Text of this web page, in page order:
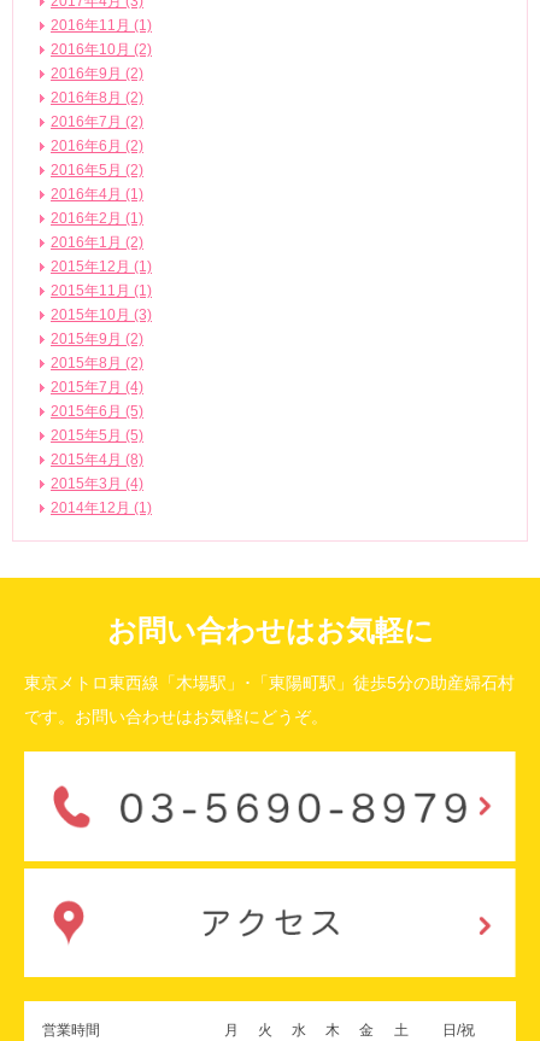
2016年11月 (1)
2016年10月 (2)
2016年9月 (2)
2016年8月 (2)
2016年7月 (2)
2016年6月 (2)
2016年5月 (2)
2016年4月 (1)
2016年2月 (1)
2016年1月 (2)
2015年12月 (1)
2015年11月 (1)
2015年10月 (3)
2015年9月 (2)
2015年8月 (2)
2015年7月 (4)
2015年6月 (5)
2015年5月 (5)
2015年4月 (8)
2015年3月 (4)
2014年12月 (1)
お問い合わせはお気軽に
東京メトロ東西線「木場駅」･「東陽町駅」徒歩5分の助産婦石村
です。お問い合わせはお気軽にどうぞ。
営業時間 月 火 水 木 金 土 日/祝